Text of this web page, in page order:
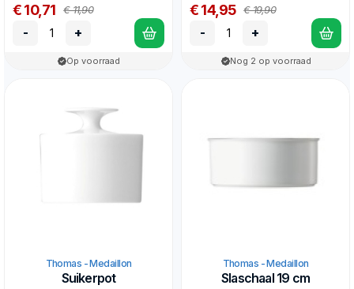
€ 10,71 € 11,90
- +
Op voorraad
€ 14,95 € 19,90
- +
Nog 2 op voorraad
Thomas - Medaillon
Suikerpot
Thomas - Medaillon
Slaschaal 19 cm